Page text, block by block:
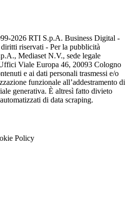
2026 RTI S.p.A. Business Digital -
riservati - Per la pubblicità
Mediaset N.V., sede legale
Viale Europa 46, 20093 Cologno
e ai dati personali trasmessi e/o
funzionale all’addestramento di
generativa. È altresì fatto divieto
di data scraping.
Policy